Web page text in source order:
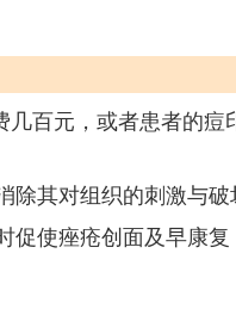
几百元，或者患者的痘
其对组织的刺激与破
促使痤疮创面及早康